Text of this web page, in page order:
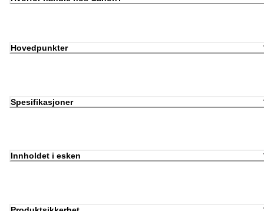
Hovedpunkter
Spesifikasjoner
Innholdet i esken